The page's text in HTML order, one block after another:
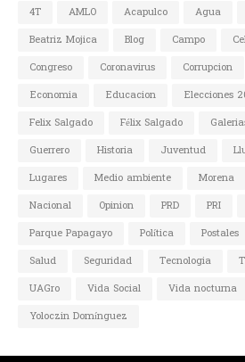
4T AMLO Acapulco Agua
Beatriz Mojica
Blog Campo
Congreso
Coronavirus Corrupcion
Economia
Educacion Elecciones
Felix Salgado
Félix Salgado
Guerrero
Historia Juventud
Lugares
Medio ambiente Morena
Nacional
Opinion PRD PRI
Parque Papagayo
Política Postales
Salud
Seguridad Tecnologia
UAGro
Vida Social Vida nocturna
Yoloczin Domínguez